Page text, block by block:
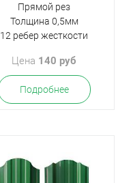
Прямой рез
Толщина 0,5мм
12 ребер жесткости
Цена 140 руб
Подробнее